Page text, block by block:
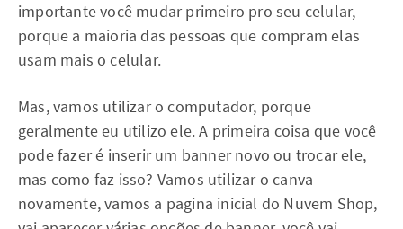
importante você mudar primeiro pro seu celular,
porque a maioria das pessoas que compram elas
usam mais o celular.
Mas, vamos utilizar o computador, porque
geralmente eu utilizo ele. A primeira coisa que você
pode fazer é inserir um banner novo ou trocar ele,
mas como faz isso? Vamos utilizar o canva
novamente, vamos a pagina inicial do Nuvem Shop,